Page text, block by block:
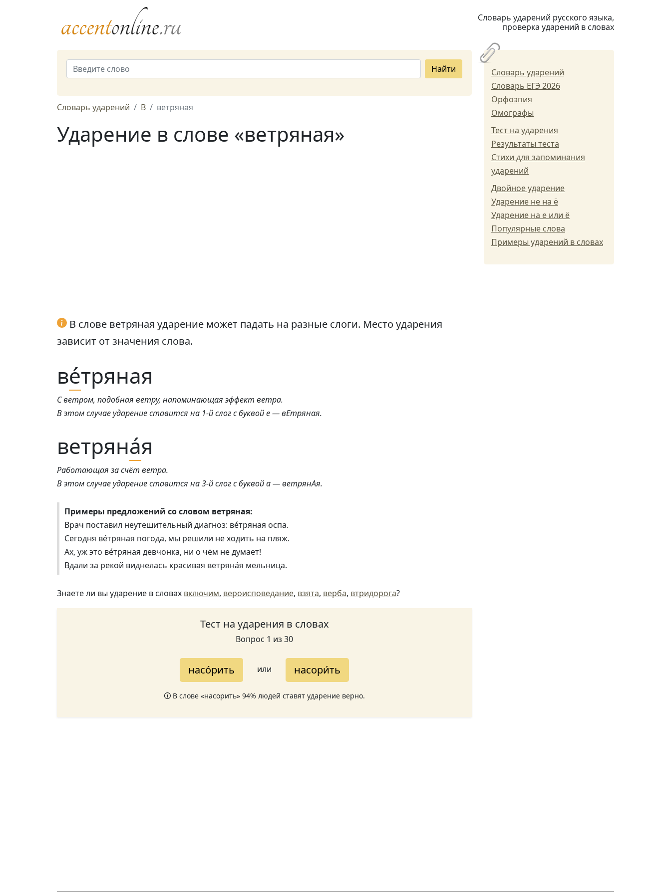
Словарь ударений русского языка,
проверка ударений в словах
Найти
Словарь ударений В ветряная
Ударение в слове «ветряная»
В слове ветряная ударение может падать на разные слоги. Место ударения
зависит от значения слова.
ве́тряная
С ветром, подобная ветру, напоминающая эффект ветра.
В этом случае ударение ставится на 1-й слог с буквой е — вЕтряная.
ветряна́я
Работающая за счёт ветра.
В этом случае ударение ставится на 3-й слог с буквой а — ветрянАя.
Примеры предложений со словом ветряная:
Врач поставил неутешительный диагноз: ве́тряная оспа.
Сегодня ве́тряная погода, мы решили не ходить на пляж.
Ах, уж это ве́тряная девчонка, ни о чём не думает!
Вдали за рекой виднелась красивая ветряна́я мельница.
Знаете ли вы ударение в словах включим, вероисповедание, взята, верба, втридорога?
Тест на ударения в словах
Вопрос 1 из 30
насо́рить или насори́ть
🛈 В слове «насорить» 94% людей ставят ударение верно.
Словарь ударений
Словарь ЕГЭ 2026
Орфоэпия
Омографы
Тест на ударения
Результаты теста
Стихи для запоминания
ударений
Двойное ударение
Ударение не на ё
Ударение на е или ё
Популярные слова
Примеры ударений в словах